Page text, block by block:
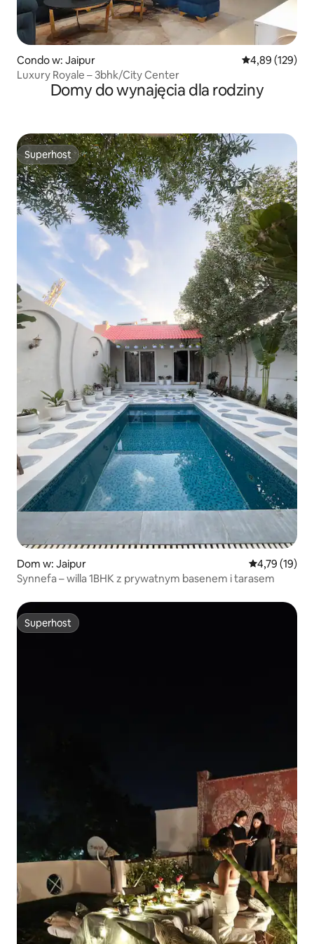
Condo w: Jaipur Średnia
4,89 (129)
Luxury Royale – 3bhk/City Center
Domy do wynajęcia dla rodziny
Superhost
Superhost
Dom w: Jaipur Średnia
4,79 (19)
Synnefa – willa 1BHK z prywatnym basenem i tarasem
Superhost
Superhost